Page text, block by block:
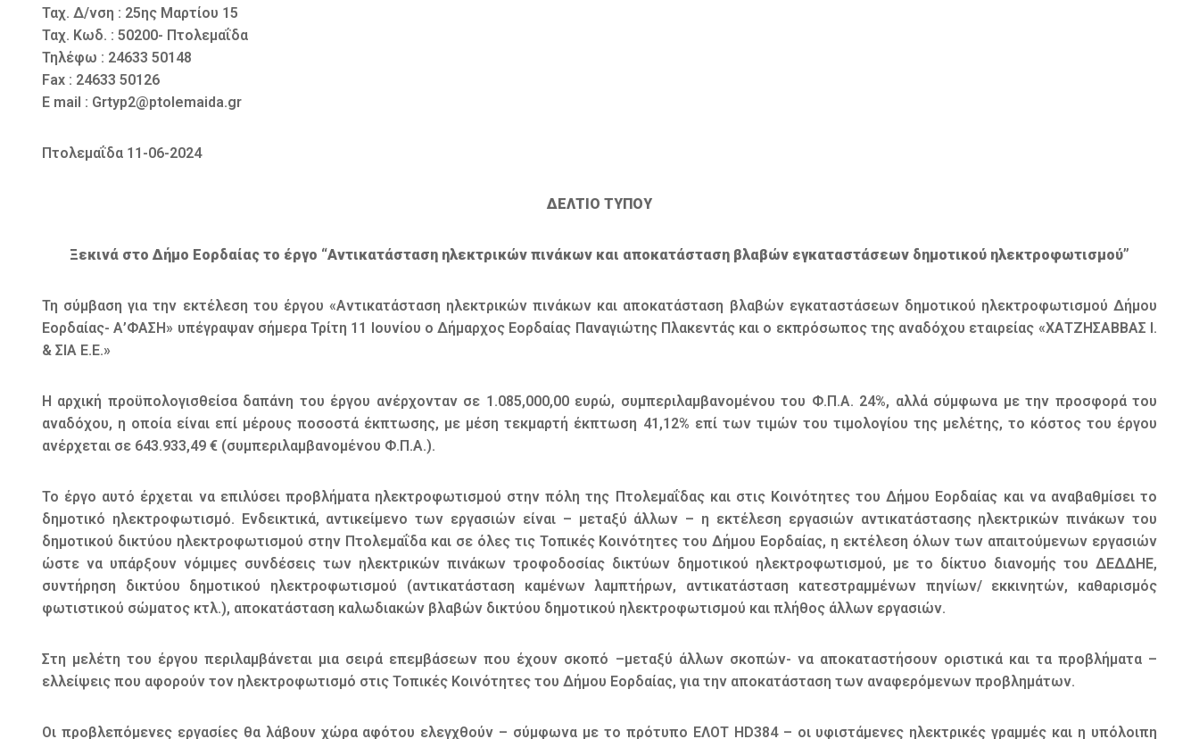
Ταχ. Δ/νση : 25ης Μαρτίου 15
Ταχ. Κωδ. : 50200- Πτολεμαΐδα
Τηλέφω : 24633 50148
Fax : 24633 50126
E mail : Grtyp2@ptolemaida.gr
Πτολεμαΐδα 11-06-2024
ΔΕΛΤΙΟ ΤΥΠΟΥ
Ξεκινά στο Δήμο Εορδαίας το έργο “Αντικατάσταση ηλεκτρικών πινάκων και αποκατάσταση βλαβών εγκαταστάσεων δημοτικού ηλεκτροφωτισμού”
Τη σύμβαση για την εκτέλεση του έργου «Αντικατάσταση ηλεκτρικών πινάκων και αποκατάσταση βλαβών εγκαταστάσεων δημοτικού ηλεκτροφωτισμού Δήμου
Εορδαίας- Α’ΦΑΣΗ» υπέγραψαν σήμερα Τρίτη 11 Ιουνίου ο Δήμαρχος Εορδαίας Παναγιώτης Πλακεντάς και ο εκπρόσωπος της αναδόχου εταιρείας «ΧΑΤΖΗΣΑΒΒΑΣ Ι.
& ΣΙΑ Ε.Ε.»
Η αρχική προϋπολογισθείσα δαπάνη του έργου ανέρχονταν σε 1.085,000,00 ευρώ, συμπεριλαμβανομένου του Φ.Π.Α. 24%, αλλά σύμφωνα με την προσφορά του
αναδόχου, η οποία είναι επί μέρους ποσοστά έκπτωσης, με μέση τεκμαρτή έκπτωση 41,12% επί των τιμών του τιμολογίου της μελέτης, το κόστος του έργου
ανέρχεται σε 643.933,49 € (συμπεριλαμβανομένου Φ.Π.Α.).
Το έργο αυτό έρχεται να επιλύσει προβλήματα ηλεκτροφωτισμού στην πόλη της Πτολεμαΐδας και στις Κοινότητες του Δήμου Εορδαίας και να αναβαθμίσει το
δημοτικό ηλεκτροφωτισμό. Ενδεικτικά, αντικείμενο των εργασιών είναι – μεταξύ άλλων – η εκτέλεση εργασιών αντικατάστασης ηλεκτρικών πινάκων του
δημοτικού δικτύου ηλεκτροφωτισμού στην Πτολεμαΐδα και σε όλες τις Τοπικές Κοινότητες του Δήμου Εορδαίας, η εκτέλεση όλων των απαιτούμενων εργασιών
ώστε να υπάρξουν νόμιμες συνδέσεις των ηλεκτρικών πινάκων τροφοδοσίας δικτύων δημοτικού ηλεκτροφωτισμού, με το δίκτυο διανομής του ΔΕΔΔΗΕ,
συντήρηση δικτύου δημοτικού ηλεκτροφωτισμού (αντικατάσταση καμένων λαμπτήρων, αντικατάσταση κατεστραμμένων πηνίων/ εκκινητών, καθαρισμός
φωτιστικού σώματος κτλ.), αποκατάσταση καλωδιακών βλαβών δικτύου δημοτικού ηλεκτροφωτισμού και πλήθος άλλων εργασιών.
Στη μελέτη του έργου περιλαμβάνεται μια σειρά επεμβάσεων που έχουν σκοπό –μεταξύ άλλων σκοπών- να αποκαταστήσουν οριστικά και τα προβλήματα –
ελλείψεις που αφορούν τον ηλεκτροφωτισμό στις Τοπικές Κοινότητες του Δήμου Εορδαίας, για την αποκατάσταση των αναφερόμενων προβλημάτων.
Οι προβλεπόμενες εργασίες θα λάβουν χώρα αφότου ελεγχθούν – σύμφωνα με το πρότυπο ΕΛΟΤ HD384 – οι υφιστάμενες ηλεκτρικές γραμμές και η υπόλοιπη